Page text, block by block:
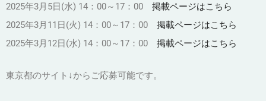
2025年3月5日(水) 14：00～17：00 掲載ページはこちら
2025年3月11日(火) 14：00～17：00 掲載ページはこちら
2025年3月12日(水) 14：00～17：00 掲載ページはこちら
東京都のサイト↓からご応募可能です。